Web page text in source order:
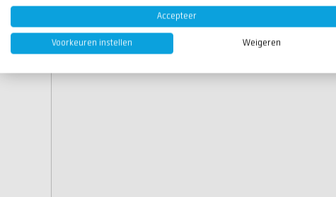
Accepteer
Voorkeuren instellen Weigeren